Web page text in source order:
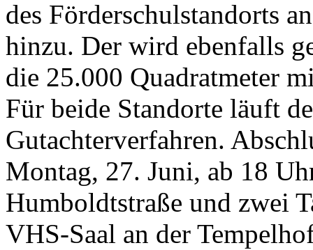
des Förderschulstandorts
hinzu. Der wird ebenfalls
die 25.000 Quadratmeter
Für beide Standorte läuft
Gutachterverfahren.
Montag, 27. Juni, ab 18
Humboldtstraße und zwei
VHS-Saal an der